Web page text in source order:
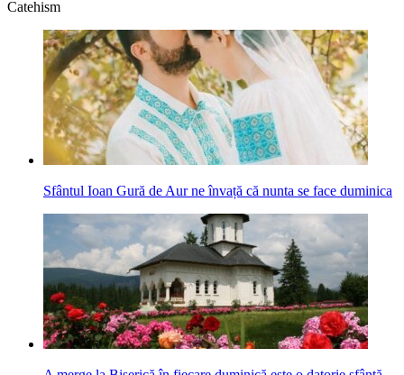
Catehism
Sfântul Ioan Gură de Aur ne învață că nunta se face duminica